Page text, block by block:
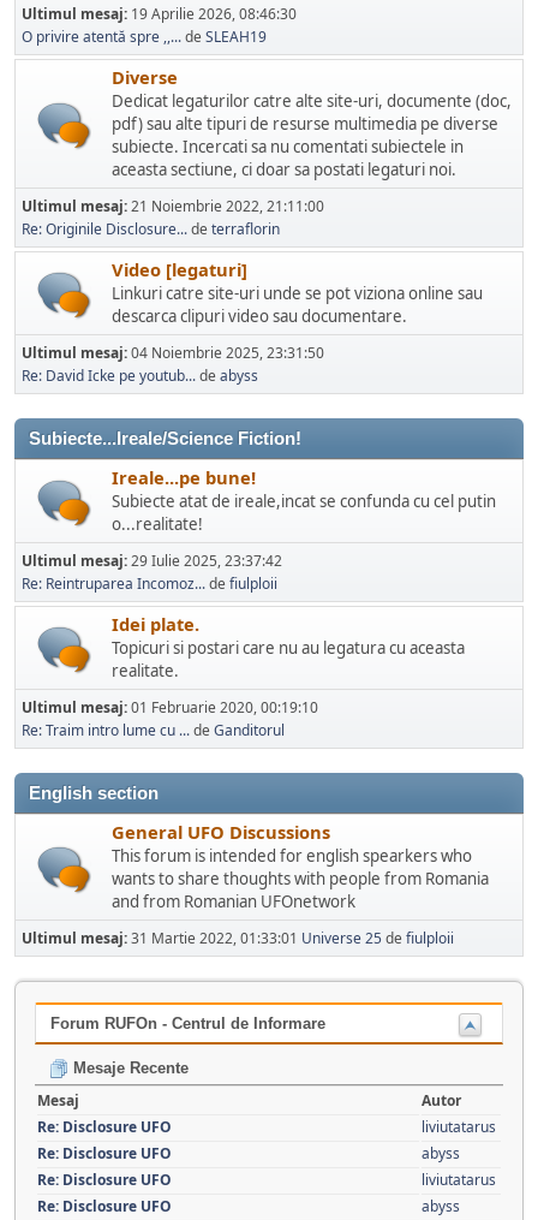
Ultimul mesaj: 19 Aprilie 2026, 08:46:30
O privire atentă spre ,,...de SLEAH19
Diverse
Dedicat legaturilor catre alte site-uri, documente (doc,
pdf) sau alte tipuri de resurse multimedia pe diverse
subiecte. Incercati sa nu comentati subiectele in
aceasta sectiune, ci doar sa postati legaturi noi.
Ultimul mesaj:21 Noiembrie 2022, 21:11:00
Re: Originile Disclosure...de terraflorin
Video [legaturi]
Linkuri catre site-uri unde se pot viziona online sau
descarca clipuri video sau documentare.
Ultimul mesaj:04 Noiembrie 2025, 23:31:50
Re: David Icke pe youtub...de abyss
Subiecte...Ireale/Science Fiction!
Ireale...pe bune!
Subiecte atat de ireale,incat se confunda cu cel putin
o...realitate!
Ultimul mesaj:29 Iulie 2025, 23:37:42
Re: Reintruparea Incomoz...de fiulploii
Idei plate.
Topicuri si postari care nu au legatura cu aceasta
realitate.
Ultimul mesaj:01 Februarie 2020, 00:19:10
Re: Traim intro lume cu ...de Ganditorul
English section
General UFO Discussions
This forum is intended for english spearkers who
wants to share thoughts with people from Romania
and from Romanian UFOnetwork
Ultimul mesaj:31 Martie 2022, 01:33:01 Universe 25 de fiulploii
Forum RUFOn - Centrul de Informare
Mesaje Recente
Mesaj
Autor
Re: Disclosure UFO
liviutatarus
Re: Disclosure UFO
abyss
Re: Disclosure UFO
liviutatarus
Re: Disclosure UFO
abyss